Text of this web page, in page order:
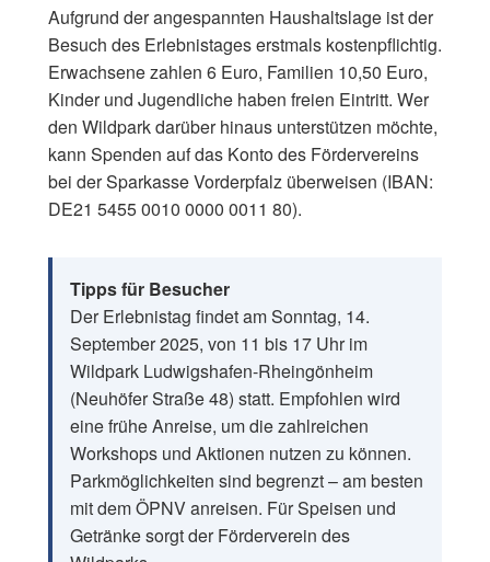
Aufgrund der angespannten Haushaltslage ist der
Besuch des Erlebnistages erstmals kostenpflichtig.
Erwachsene zahlen 6 Euro, Familien 10,50 Euro,
Kinder und Jugendliche haben freien Eintritt. Wer
den Wildpark darüber hinaus unterstützen möchte,
kann Spenden auf das Konto des Fördervereins
bei der Sparkasse Vorderpfalz überweisen (IBAN:
DE21 5455 0010 0000 0011 80).
Tipps für Besucher
Der Erlebnistag findet am Sonntag, 14.
September 2025, von 11 bis 17 Uhr im
Wildpark Ludwigshafen-Rheingönheim
(Neuhöfer Straße 48) statt. Empfohlen wird
eine frühe Anreise, um die zahlreichen
Workshops und Aktionen nutzen zu können.
Parkmöglichkeiten sind begrenzt – am besten
mit dem ÖPNV anreisen. Für Speisen und
Getränke sorgt der Förderverein des